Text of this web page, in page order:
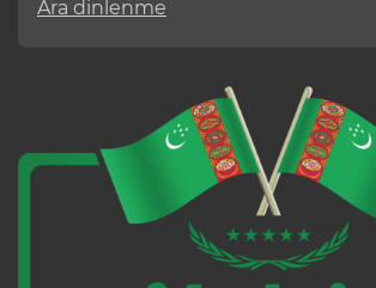
Ara dinlenme